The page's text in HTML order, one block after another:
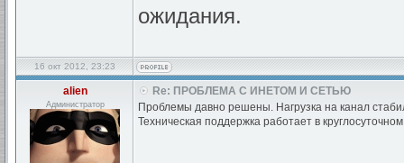
ожидания.
16 окт 2012, 23:23
alien
Администратор
Re: ПРОБЛЕМА С ИНЕТОМ И СЕТЬЮ
Проблемы давно решены. Нагрузка на канал
Техническая поддержка работает в